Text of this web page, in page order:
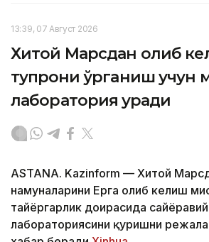
13:39, 07 Август 2026
Хитой Марсдан олиб
тупроқни ўрганиш учун
лаборатория қуради
ASTANA. Kazinform — Хитой
намуналарини Ерга олиб келиш
тайёргарлик доирасида
лабораториясини қуришни